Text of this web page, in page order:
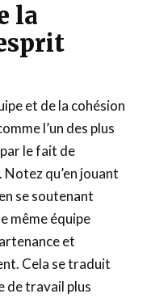
la
et de la cohésion
l’un des plus
le fait de
. Notez qu’en jouant
se soutenant
même équipe
et
Cela se traduit
de travail plus